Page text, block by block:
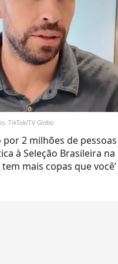
TikTok/TV Globo
por 2 milhões de
à Seleção Brasileira
tem mais copas que você’